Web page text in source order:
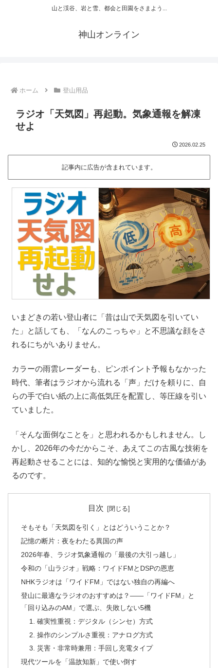
山と渓谷、岩と雪、都会と田園をさまよう...
神山オンライン
ホーム 登山用品
ラジオ「天気図」再起動。気象通報を解凍
せよ
2026.02.25
記事内に広告が含まれています。
いまどきの若い登山者に「昔は山で天気図を引いてい
た」と話しても、「なんのこっちゃ」と不思議な顔をさ
れるにちがいありません。
カラーの雨雲レーダーも、ピンポイント予報もなかった
時代、筆者はラジオから流れる「声」だけを頼りに、自
らの手で白い紙の上に高低気圧を配置し、等圧線を引い
ていました。
「そんな面倒なことを」と思われるかもしれません。し
かし、2026年の今だからこそ、あえてこの古風な技術を
再起動させることには、知的な愉悦と実用的な価値があ
るのです。
目次
そもそも「天気図を引く」とはどういうことか？
記憶の断片：夜をわたる異国の声
2026年春、ラジオ気象通報の「最後の大引っ越し」
令和の「山ラジオ」戦略：ワイドFMとDSPの恩恵
NHKラジオは「ワイドFM」ではない独自の再編へ
登山に最適なラジオのおすすめは？――「ワイドFM」と
「回り込みのAM」で選ぶ、失敗しない5機
1. 確実性重視：デジタル（シンセ）方式
2. 操作のシンプルさ重視：アナログ方式
3. 災害・非常時兼用：手回し充電タイプ
現代ツールを「温故知新」で使い倒す